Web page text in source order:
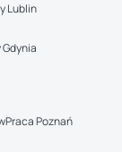
Lublin
Praca Poznań